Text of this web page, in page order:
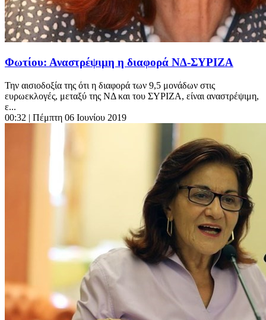
Φωτίου: Αναστρέψιμη η διαφορά ΝΔ-ΣΥΡΙΖΑ
Την αισιοδοξία της ότι η διαφορά των 9,5 μονάδων στις
ευρωεκλογές, μεταξύ της ΝΔ και του ΣΥΡΙΖΑ, είναι αναστρέψιμη,
ε...
00:32 | Πέμπτη 06 Ιουνίου 2019